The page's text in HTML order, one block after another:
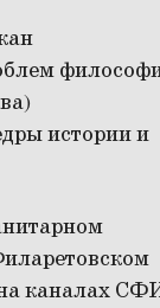
истории и
на каналах